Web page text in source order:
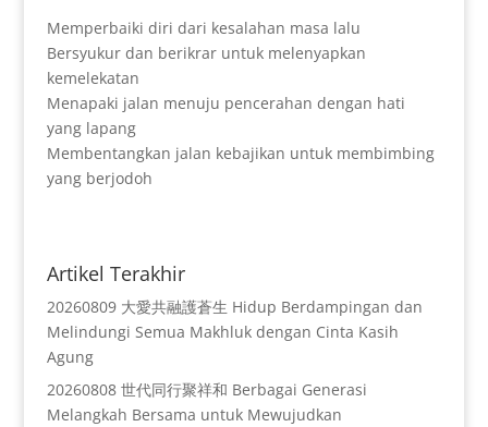
Memperbaiki diri dari kesalahan masa lalu
Bersyukur dan berikrar untuk melenyapkan
kemelekatan
Menapaki jalan menuju pencerahan dengan hati
yang lapang
Membentangkan jalan kebajikan untuk membimbing
yang berjodoh
Artikel Terakhir
20260809 大愛共融護蒼生 Hidup Berdampingan dan
Melindungi Semua Makhluk dengan Cinta Kasih
Agung
20260808 世代同行聚祥和 Berbagai Generasi
Melangkah Bersama untuk Mewujudkan